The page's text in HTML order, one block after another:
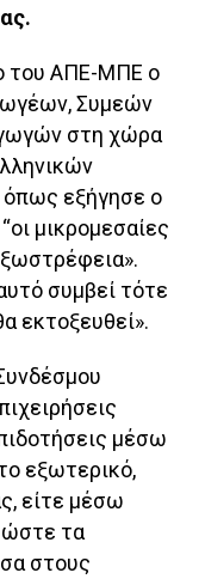
του ΑΠΕ-ΜΠΕ ο
Συμεών
στη χώρα
όπως εξήγησε ο
μικρομεσαίες
συμβεί τότε
εκτοξευθεί».
μέσω
εξωτερικό,
είτε μέσω
τα
στους